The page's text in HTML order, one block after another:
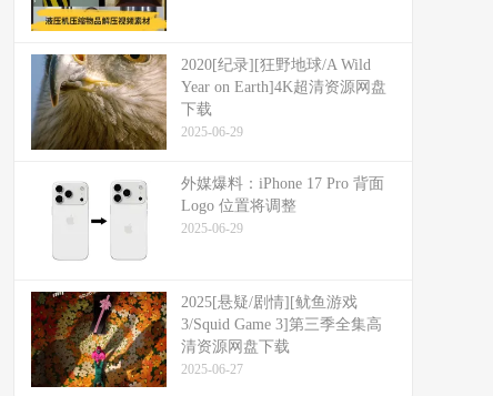
2020[纪录][狂野地球/A Wild
Year on Earth]4K超清资源网盘
下载
2025-06-29
外媒爆料：​​iPhone 17 Pro 背面
Logo 位置将调整​​
2025-06-29
2025[悬疑/剧情][鱿鱼游戏
3/Squid Game 3]第三季全集高
清资源网盘下载
2025-06-27